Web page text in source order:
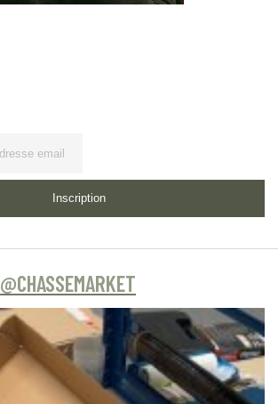
Inscription
@CHASSEMARKET